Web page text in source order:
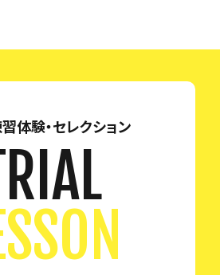
体験・セレクション